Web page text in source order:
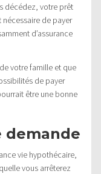
décédez, votre prêt
de payer
d’assurance
votre famille et que
de payer
être une bonne
demande
vie hypothécaire,
vous arrêterez